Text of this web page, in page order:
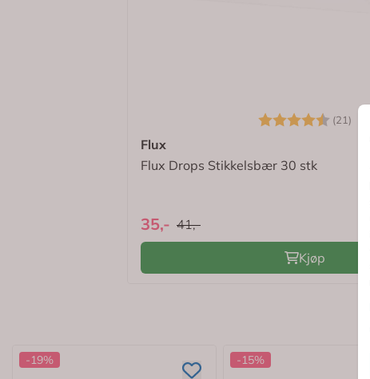
Karakter: (21)
Flux
Flux Drops Stikkelsbær 30 stk
35,- 41,-
Kjøp
-19% -15%